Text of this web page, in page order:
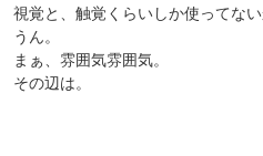
視覚と、触覚くらいしか使ってない
うん。
まぁ、雰囲気雰囲気。
その辺は。